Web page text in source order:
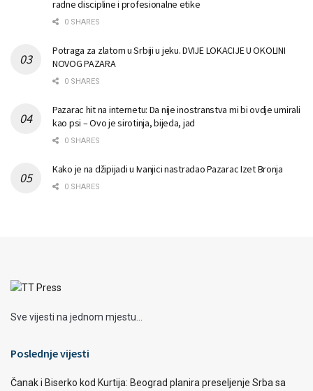
radne discipline i profesionalne etike
0 SHARES
Potraga za zlatom u Srbiji u jeku. DVIJE LOKACIJE U OKOLINI
NOVOG PAZARA
0 SHARES
Pazarac hit na internetu: Da nije inostranstva mi bi ovdje umirali
kao psi – Ovo je sirotinja, bijeda, jad
0 SHARES
Kako je na džipijadi u Ivanjici nastradao Pazarac Izet Bronja
0 SHARES
Sve vijesti na jednom mjestu...
Poslednje vijesti
Čanak i Biserko kod Kurtija: Beograd planira preseljenje Srba sa